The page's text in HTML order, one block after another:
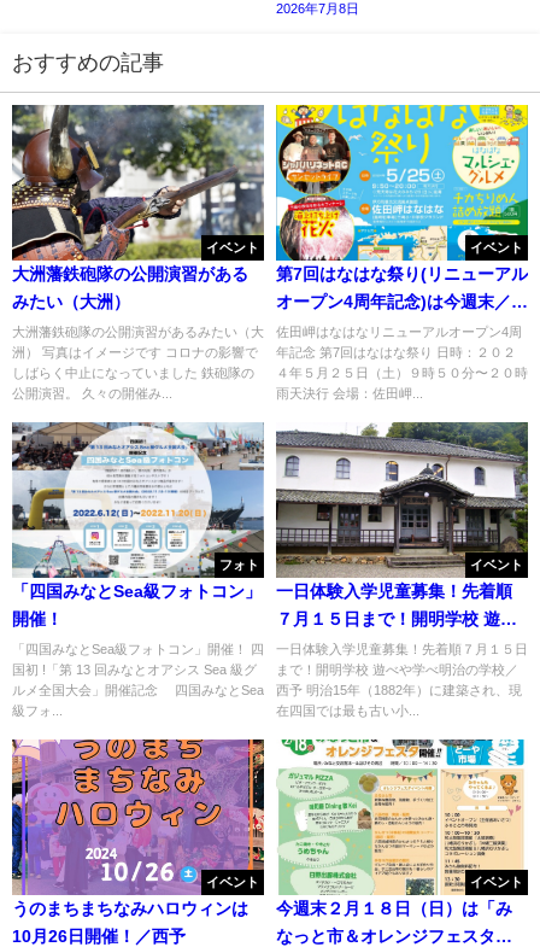
2026年7月8日
おすすめの記事
イベント
大洲藩鉄砲隊の公開演習がある
みたい（大洲）
大洲藩鉄砲隊の公開演習があるみたい（大
洲） 写真はイメージです コロナの影響で
しばらく中止になっていました 鉄砲隊の
公開演習。 久々の開催み...
イベント
第7回はなはな祭り(リニューアル
オープン4周年記念)は今週末／伊
方
佐田岬はなはなリニューアルオープン4周
年記念 第7回はなはな祭り 日時：２０２
４年５月２５日（土）９時５０分〜２０時
雨天決行 会場：佐田岬...
フォト
「四国みなとSea級フォトコン」
開催！
「四国みなとSea級フォトコン」開催！ 四
国初 !「第 13 回みなとオアシス Sea 級グ
ルメ全国大会」開催記念 四国みなとSea
級フォ...
イベント
一日体験入学児童募集！先着順
７月１５日まで！開明学校 遊べ
や学べ明治の学校／西予
一日体験入学児童募集！先着順７月１５日
まで！開明学校 遊べや学べ明治の学校／
西予 明治15年（1882年）に建築され、現
在四国では最も古い小...
イベント
うのまちまちなみハロウィンは
10月26日開催！／西予
イベント
今週末２月１８日（日）は「み
なっと市＆オレンジフェスタ」